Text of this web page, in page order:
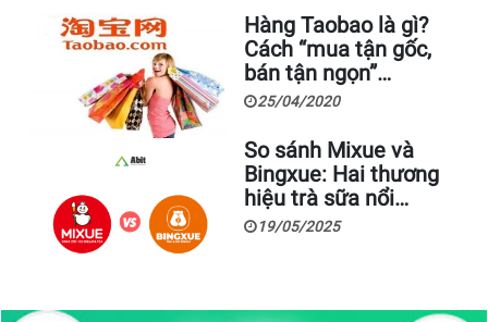
Hàng Taobao là gì?
Cách “mua tận gốc,
bán tận ngọn”…
25/04/2020
So sánh Mixue và
Bingxue: Hai thương
hiệu trà sữa nổi…
19/05/2025